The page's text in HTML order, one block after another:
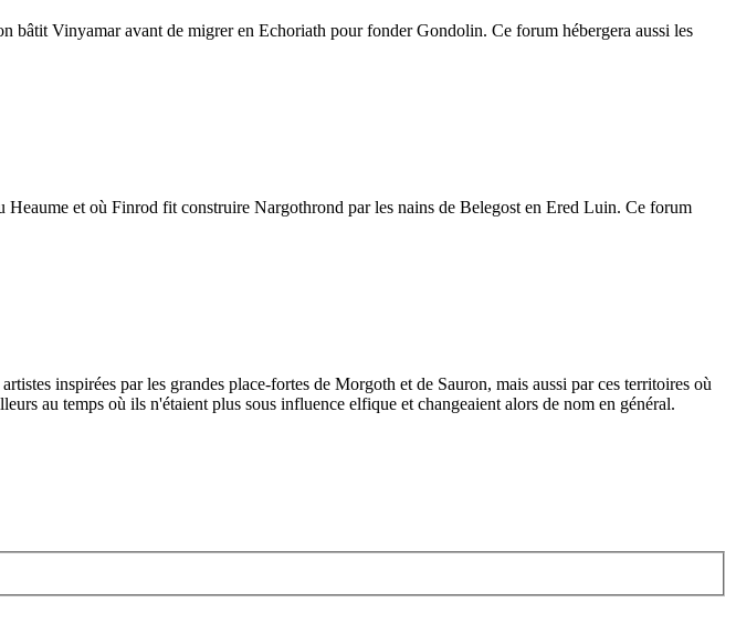
bâtit Vinyamar avant de migrer en Echoriath pour fonder Gondolin. Ce forum hébergera aussi les
et où Finrod fit construire Nargothrond par les nains de Belegost en Ered Luin. Ce forum
inspirées par les grandes place-fortes de Morgoth et de Sauron, mais aussi par ces territoires où
au temps où ils n'étaient plus sous influence elfique et changeaient alors de nom en général.